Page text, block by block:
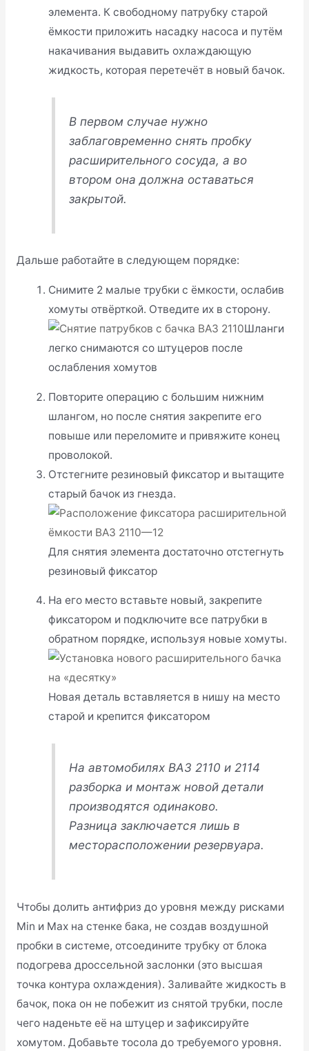
элемента. К свободному патрубку старой
ёмкости приложить насадку насоса и путём
накачивания выдавить охлаждающую
жидкость, которая перетечёт в новый бачок.
В первом случае нужно
заблаговременно снять пробку
расширительного сосуда, а во
втором она должна оставаться
закрытой.
Дальше работайте в следующем порядке:
Снимите 2 малые трубки с ёмкости, ослабив
хомуты отвёрткой. Отведите их в сторону.
Шланги
легко снимаются со штуцеров после
ослабления хомутов
Повторите операцию с большим нижним
шлангом, но после снятия закрепите его
повыше или переломите и привяжите конец
проволокой.
Отстегните резиновый фиксатор и вытащите
старый бачок из гнезда.
Для снятия элемента достаточно отстегнуть
резиновый фиксатор
На его место вставьте новый, закрепите
фиксатором и подключите все патрубки в
обратном порядке, используя новые хомуты.
Новая деталь вставляется в нишу на место
старой и крепится фиксатором
На автомобилях ВАЗ 2110 и 2114
разборка и монтаж новой детали
производятся одинаково.
Разница заключается лишь в
месторасположении резервуара.
Чтобы долить антифриз до уровня между рисками
Min и Max на стенке бака, не создав воздушной
пробки в системе, отсоедините трубку от блока
подогрева дроссельной заслонки (это высшая
точка контура охлаждения). Заливайте жидкость в
бачок, пока он не побежит из снятой трубки, после
чего наденьте её на штуцер и зафиксируйте
хомутом. Добавьте тосола до требуемого уровня.